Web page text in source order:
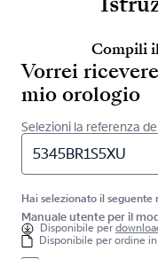
Compili
Vorrei
mio orologio
Selezioni la referenza
5345BR1S5XU
Hai selezionato il seguente
Manuale utente per il
Disponibile per
Disponibile per ordine